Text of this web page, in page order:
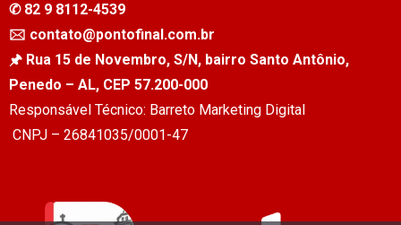
✆ 82 9 8112-4539
🖂 contato@pontofinal.com.br
🖈 Rua 15 de Novembro, S/N, bairro Santo Antônio,
Penedo – AL, CEP 57.200-000
Responsável Técnico: Barreto Marketing Digital
CNPJ – 26841035/0001-47